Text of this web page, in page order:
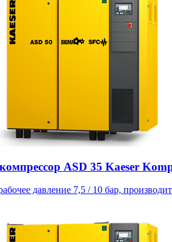
ASD 35 Kaeser
давление 7,5 / 10 бар,